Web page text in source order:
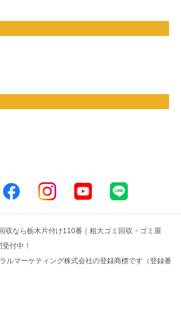
収なら栃木片付け110番｜粗大ゴミ回収・ゴミ屋
付中！
ルマーケティング株式会社の登録商標です（登録番